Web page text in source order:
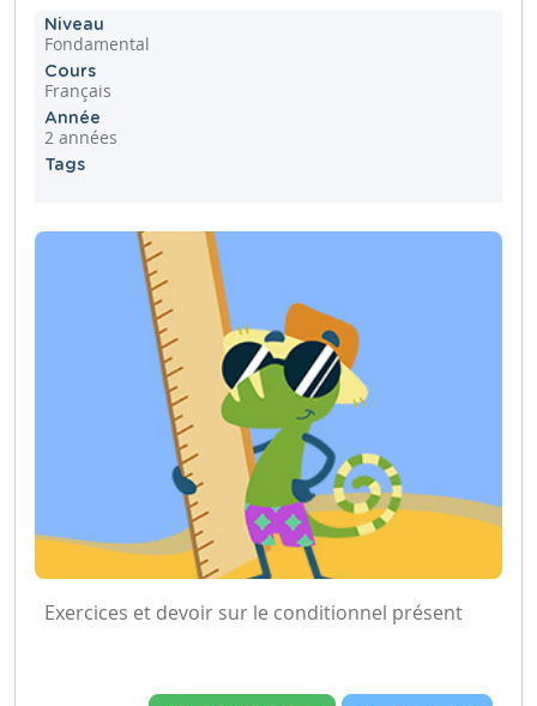
Niveau
Fondamental
Cours
Français
Année
2 années
Tags
Exercices et devoir sur le conditionnel présent